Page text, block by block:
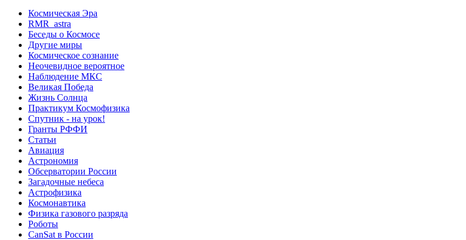
Космическая Эра
RMR_astra
Беседы о Космосе
Другие миры
Космическое сознание
Неочевидное вероятное
Наблюдение МКС
Великая Победа
Жизнь Солнца
Практикум Космофизика
Спутник - на урок!
Гранты РФФИ
Статьи
Авиация
Астрономия
Обсерватории России
Загадочные небеса
Астрофизика
Космонавтика
Физика газового разряда
Роботы
CanSat в России